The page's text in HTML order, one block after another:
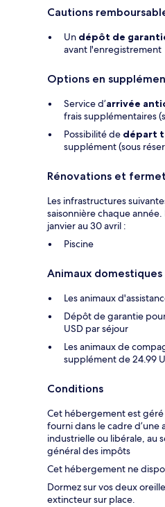
Cautions
Un dépôt de
avant l'enregistrement
Options en
Service d’arrivée
frais supplémentaires
Possibilité de départ
supplément (sous
Rénovations et
Les infrastructures
saisonnière chaque
janvier au 30 avril :
Piscine
Animaux domestiques
Les animaux
Dépôt de garantie
USD par séjour
Les animaux de
supplément de 24.99
Conditions
Cet hébergement est
fourni dans le cadre d’une
industrielle ou libérale, au
général des impôts
Cet hébergement ne
Dormez sur vos deux
extincteur sur place.